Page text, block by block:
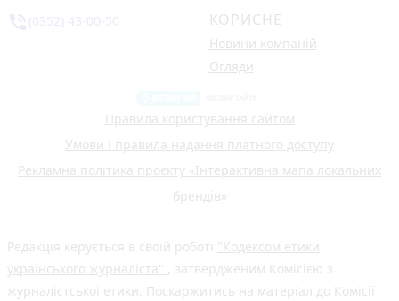
КОРИСНЕ
Новини компаній
Огляди
Правила користування сайтом
Умови і правила надання платного доступу
Рекламна політика проєкту «Інтерактивна мапа локальних
брендів»
Редакція керується в своїй роботі "Кодексом етики
українського журналіста" , затвердженим Комісією з
журналістської етики. Поскаржитись на матеріал до Комісії